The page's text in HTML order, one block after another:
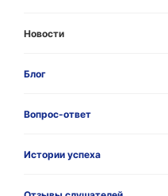
Новости
Блог
Вопрос-ответ
Истории успеха